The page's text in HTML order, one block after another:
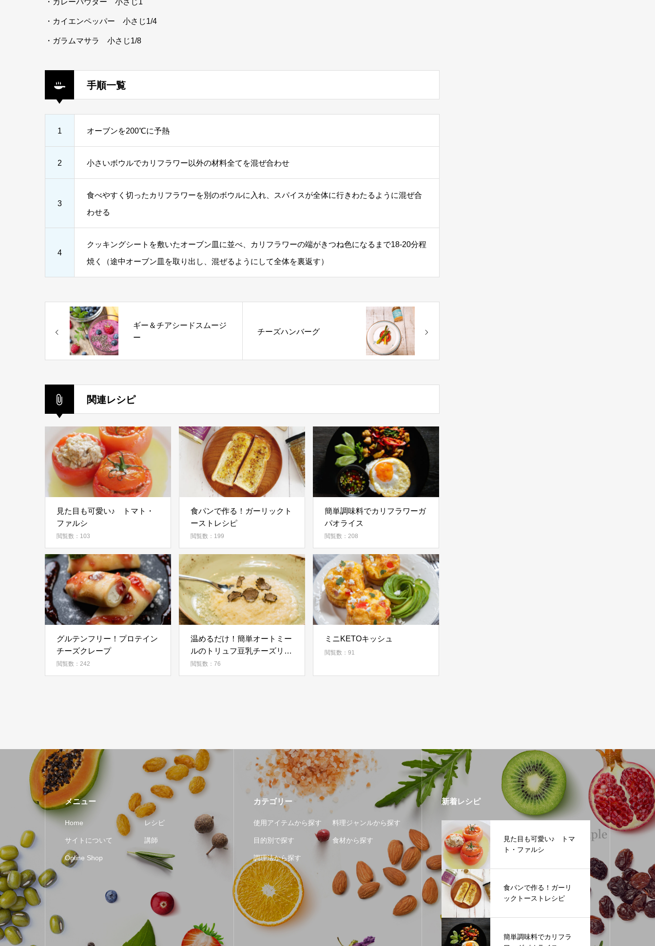
・カイエンペッパー 小さじ1/4⠀
・ガラムマサラ 小さじ1/8⠀ ⠀
手順一覧
1 オーブンを200℃に予熱⠀
2 小さいボウルでカリフラワー以外の材料全てを混ぜ合わせ⠀
3
食べやすく切ったカリフラワーを別のボウルに入れ、スパイスが全体に行きわたるように混ぜ合
わせる⠀
4
クッキングシートを敷いたオーブン皿に並べ、カリフラワーの端がきつね色になるまで18-20分程
焼く（途中オーブン皿を取り出し、混ぜるようにして全体を裏返す） ⠀⠀
ギー＆チアシードスムージ
ー
チーズハンバーグ
関連レシピ
見た目も可愛い♪ トマト・
ファルシ
閲覧数：103
食パンで作る！ガーリックト
ーストレシピ
閲覧数：199
簡単調味料でカリフラワーガ
パオライス
閲覧数：208
グルテンフリー！プロテイン
チーズクレープ
閲覧数：242
温めるだけ！簡単オートミー
ルのトリュフ豆乳チーズリゾ
ット
閲覧数：76
ミニKETOキッシュ
閲覧数：91
メニュー
Home レシピ
サイトについて 講師
Online Shop
カテゴリー
使用アイテムから探す 料理ジャンルから探す
目的別で探す 食材から探す
調理法から探す
新着レシピ
見た目も可愛い♪ トマ
ト・ファルシ
食パンで作る！ガーリ
ックトーストレシピ
簡単調味料でカリフラ